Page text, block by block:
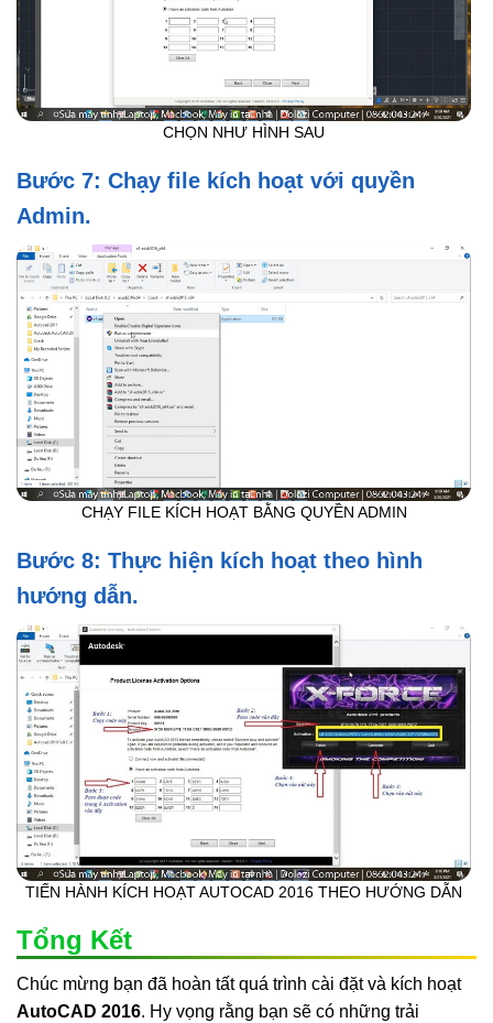
CHỌN NHƯ HÌNH SAU
Bước 7: Chạy file kích hoạt với quyền
Admin.
CHẠY FILE KÍCH HOẠT BẰNG QUYỀN ADMIN
Bước 8: Thực hiện kích hoạt theo hình
hướng dẫn.
TIẾN HÀNH KÍCH HOẠT AUTOCAD 2016 THEO HƯỚNG DẪN
Tổng Kết
Chúc mừng bạn đã hoàn tất quá trình cài đặt và kích hoạt
AutoCAD 2016. Hy vọng rằng bạn sẽ có những trải